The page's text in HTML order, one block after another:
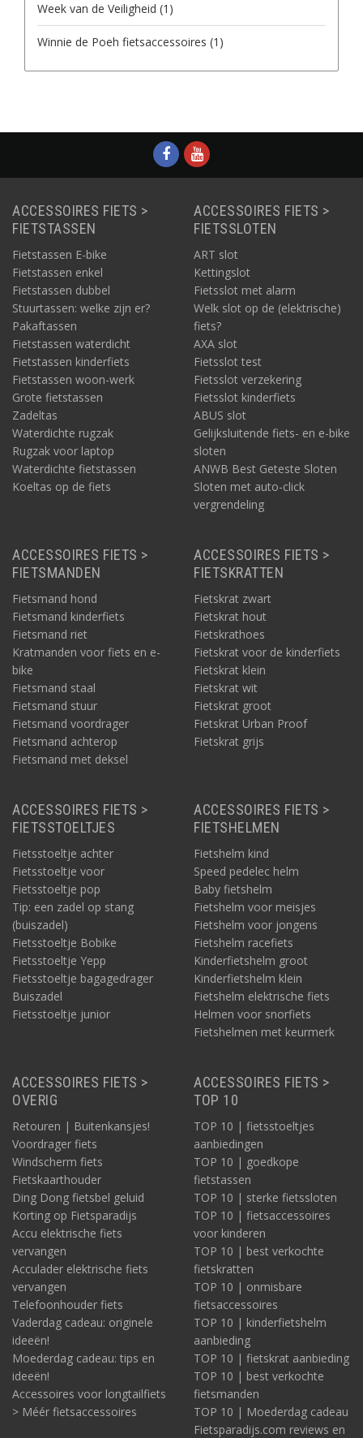
Week van de Veiligheid (1)
Winnie de Poeh fietsaccessoires (1)
ACCESSOIRES FIETS >
FIETSTASSEN
Fietstassen E-bike
Fietstassen enkel
Fietstassen dubbel
Stuurtassen: welke zijn er?
Pakaftassen
Fietstassen waterdicht
Fietstassen kinderfiets
Fietstassen woon-werk
Grote fietstassen
Zadeltas
Waterdichte rugzak
Rugzak voor laptop
Waterdichte fietstassen
Koeltas op de fiets
ACCESSOIRES FIETS >
FIETSSLOTEN
ART slot
Kettingslot
Fietsslot met alarm
Welk slot op de (elektrische)
fiets?
AXA slot
Fietsslot test
Fietsslot verzekering
Fietsslot kinderfiets
ABUS slot
Gelijksluitende fiets- en e-bike
sloten
ANWB Best Geteste Sloten
Sloten met auto-click
vergrendeling
ACCESSOIRES FIETS >
FIETSMANDEN
Fietsmand hond
Fietsmand kinderfiets
Fietsmand riet
Kratmanden voor fiets en e-
bike
Fietsmand staal
Fietsmand stuur
Fietsmand voordrager
Fietsmand achterop
Fietsmand met deksel
ACCESSOIRES FIETS >
FIETSKRATTEN
Fietskrat zwart
Fietskrat hout
Fietskrathoes
Fietskrat voor de kinderfiets
Fietskrat klein
Fietskrat wit
Fietskrat groot
Fietskrat Urban Proof
Fietskrat grijs
ACCESSOIRES FIETS >
FIETSSTOELTJES
Fietsstoeltje achter
Fietsstoeltje voor
Fietsstoeltje pop
Tip: een zadel op stang
(buiszadel)
Fietsstoeltje Bobike
Fietsstoeltje Yepp
Fietsstoeltje bagagedrager
Buiszadel
Fietsstoeltje junior
ACCESSOIRES FIETS >
FIETSHELMEN
Fietshelm kind
Speed pedelec helm
Baby fietshelm
Fietshelm voor meisjes
Fietshelm voor jongens
Fietshelm racefiets
Kinderfietshelm groot
Kinderfietshelm klein
Fietshelm elektrische fiets
Helmen voor snorfiets
Fietshelmen met keurmerk
ACCESSOIRES FIETS >
OVERIG
Retouren | Buitenkansjes!
Voordrager fiets
Windscherm fiets
Fietskaarthouder
Ding Dong fietsbel geluid
Korting op Fietsparadijs
Accu elektrische fiets
vervangen
Acculader elektrische fiets
vervangen
Telefoonhouder fiets
Vaderdag cadeau: originele
ideeën!
Moederdag cadeau: tips en
ideeën!
Accessoires voor longtailfiets
> Méér fietsaccessoires
ACCESSOIRES FIETS >
TOP 10
TOP 10 | fietsstoeltjes
aanbiedingen
TOP 10 | goedkope
fietstassen
TOP 10 | sterke fietssloten
TOP 10 | fietsaccessoires
voor kinderen
TOP 10 | best verkochte
fietskratten
TOP 10 | onmisbare
fietsaccessoires
TOP 10 | kinderfietshelm
aanbieding
TOP 10 | fietskrat aanbieding
TOP 10 | best verkochte
fietsmanden
TOP 10 | Moederdag cadeau
Fietsparadijs.com reviews en